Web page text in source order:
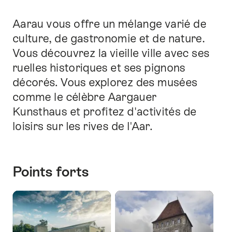
directement
aux
points
forts
sur
page.
Introduction
Aarau vous offre un mélange varié de
culture, de gastronomie et de nature.
Vous découvrez la vieille ville avec ses
ruelles historiques et ses pignons
décorés. Vous explorez des musées
comme le célèbre Aargauer
Kunsthaus et profitez d'activités de
loisirs sur les rives de l'Aar.
Points forts